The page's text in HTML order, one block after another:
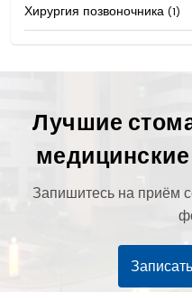
Хирургия позвоночника (1)
Лучшие
Запишитесь на приём